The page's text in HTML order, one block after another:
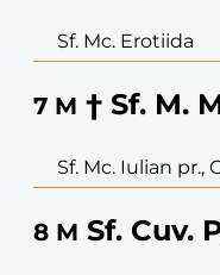
Sf. Mc. Erotiida
7 M † Sf. M.
Sf. Mc. Iulian pr.,
8 M Sf. Cuv.